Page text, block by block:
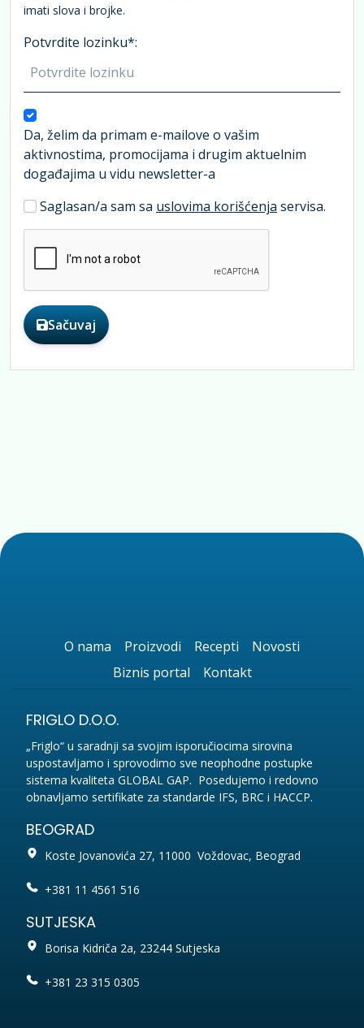
imati slova i brojke.
Potvrdite lozinku*:
Da, želim da primam e-mailove o vašim
aktivnostima, promocijama i drugim aktuelnim
događajima u vidu newsletter-a
Saglasan/a sam sa uslovima korišćenja servisa.
Sačuvaj
O nama Proizvodi Recepti
Novosti
Biznis portal
Kontakt
FRIGLO D.O.O.
„Friglo“ u saradnji sa svojim isporučiocima sirovina
uspostavljamo i sprovodimo sve neophodne postupke
sistema kvaliteta GLOBAL GAP. Posedujemo i redovno
obnavljamo sertifikate za standarde IFS, BRC i HACCP.
BEOGRAD
Koste Jovanovića 27, 11000 Voždovac, Beograd
+381 11 4561 516
SUTJESKA
Borisa Kidriča 2a, 23244 Sutjeska
+381 23 315 0305